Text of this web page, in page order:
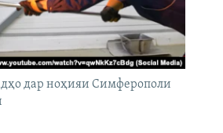
дар ноҳияи Симферополи